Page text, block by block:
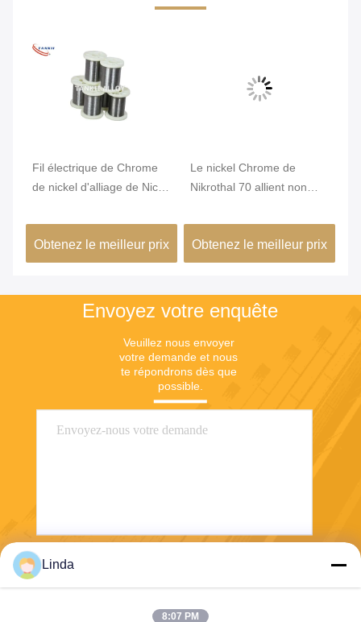
Fil électrique de Chrome
de nickel d'alliage de Nicr
6j22
Obtenez le meilleur prix
Le nickel Chrome de
Nikrothal 70 allient non
Obtenez le meilleur prix
Envoyez votre enquête
Veuillez nous envoyer
votre demande et nous
te répondrons dès que
possible.
Linda
8:07 PM